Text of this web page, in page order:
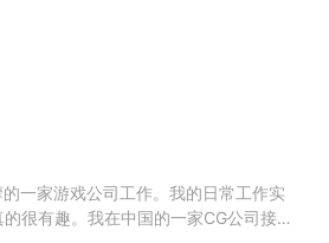
，我接触到了3D数字艺术
一家游戏公司工作。我的日常工作实
很有趣。我在中国的一家CG公司接受